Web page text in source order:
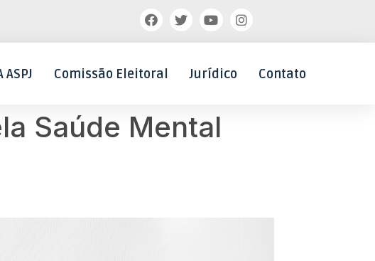
ASPJ Comissão Eleitoral Jurídico Contato
Saúde Mental